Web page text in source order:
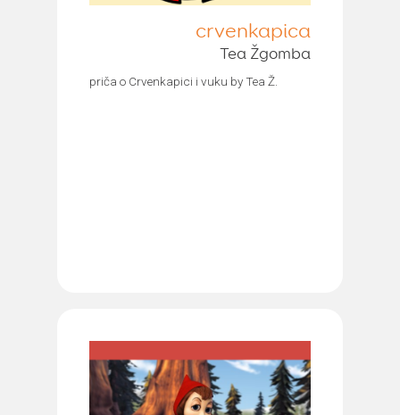
crvenkapica
Tea Žgomba
priča o Crvenkapici i vuku by Tea Ž.